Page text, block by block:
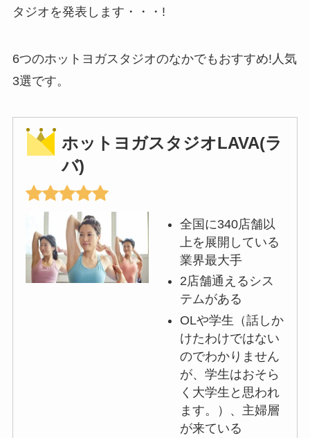
タジオを発表します・・・!
6つのホットヨガスタジオのなかでもおすすめ!人気
3選です。
ホットヨガスタジオLAVA(ラ
バ)
全国に340店舗以
上を展開している
業界最大手
2店舗通えるシス
テムがある
OLや学生（話しか
けたわけではない
のでわかりません
が、学生はおそら
く大学生と思われ
ます。）、主婦層
が来ている